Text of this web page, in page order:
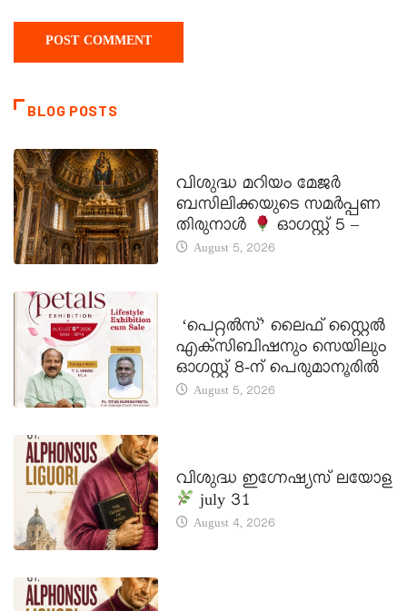
BLOG POSTS
വിശുദ്ധ മറിയം മേജർ
ബസിലിക്കയുടെ സമർപ്പണ
തിരുനാൾ
ഓഗസ്റ്റ് 5 –
August 5, 2026
‘പെറ്റൽസ്’ ലൈഫ് സ്റ്റൈൽ
എക്സിബിഷനും സെയിലും
ഓഗസ്റ്റ് 8-ന് പെരുമാനൂരിൽ
August 5, 2026
വിശുദ്ധ ഇഗ്നേഷ്യസ് ലയോള
july 31
August 4, 2026